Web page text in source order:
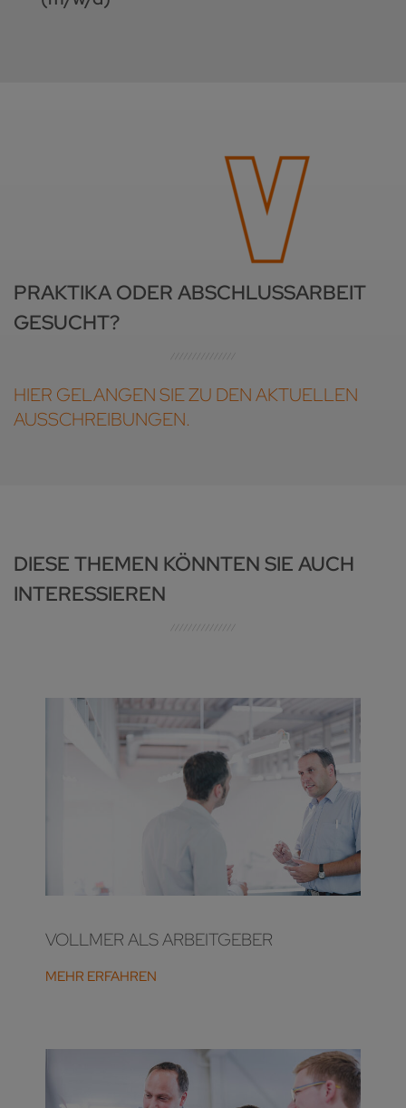
PRAKTIKA ODER ABSCHLUSSARBEIT
GESUCHT?
HIER GELANGEN SIE ZU DEN AKTUELLEN
AUSSCHREIBUNGEN.
DIESE THEMEN KÖNNTEN SIE AUCH
INTERESSIEREN
VOLLMER ALS ARBEITGEBER
MEHR ERFAHREN